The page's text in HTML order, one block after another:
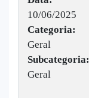
10/06/2025
Categoria:
Geral
Subcategoria:
Geral